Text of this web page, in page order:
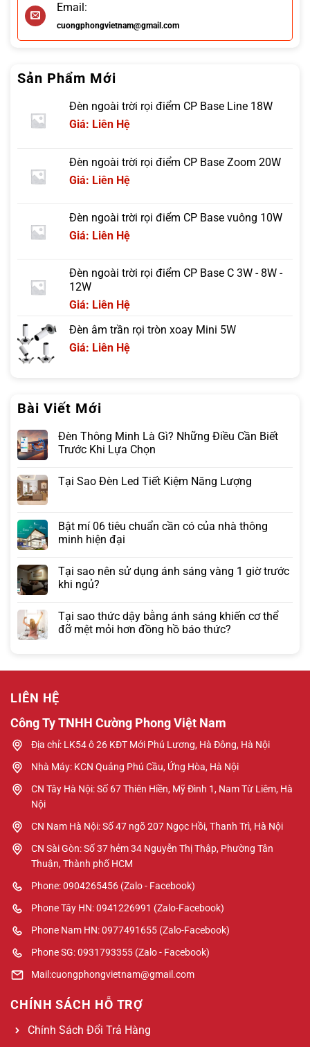
Email:
cuongphongvietnam@gmail.com
Sản Phẩm Mới
Đèn ngoài trời rọi điểm CP Base Line 18W
Giá: Liên Hệ
Đèn ngoài trời rọi điểm CP Base Zoom 20W
Giá: Liên Hệ
Đèn ngoài trời rọi điểm CP Base vuông 10W
Giá: Liên Hệ
Đèn ngoài trời rọi điểm CP Base C 3W - 8W -
12W
Giá: Liên Hệ
Đèn âm trần rọi tròn xoay Mini 5W
Giá: Liên Hệ
Bài Viết Mới
Đèn Thông Minh Là Gì? Những Điều Cần Biết
Trước Khi Lựa Chọn
Tại Sao Đèn Led Tiết Kiệm Năng Lượng
Bật mí 06 tiêu chuẩn cần có của nhà thông
minh hiện đại
Tại sao nên sử dụng ánh sáng vàng 1 giờ trước
khi ngủ?
Tại sao thức dậy bằng ánh sáng khiến cơ thể
đỡ mệt mỏi hơn đồng hồ báo thức?
LIÊN HỆ
Công Ty TNHH Cường Phong Việt Nam
Địa chỉ: LK54 ô 26 KĐT Mới Phú Lương, Hà Đông, Hà Nội
Nhà Máy: KCN Quảng Phú Cầu, Ứng Hòa, Hà Nội
CN Tây Hà Nội: Số 67 Thiên Hiền, Mỹ Đình 1, Nam Từ Liêm, Hà
Nội
CN Nam Hà Nội: Số 47 ngõ 207 Ngọc Hồi, Thanh Trì, Hà Nội
CN Sài Gòn: Số 37 hẻm 34 Nguyễn Thị Thập, Phường Tân
Thuận, Thành phố HCM
Phone: 0904265456 (Zalo - Facebook)
Phone Tây HN: 0941226991 (Zalo-Facebook)
Phone Nam HN: 0977491655 (Zalo-Facebook)
Phone SG: 0931793355 (Zalo - Facebook)
Mail:cuongphongvietnam@gmail.com
CHÍNH SÁCH HỖ TRỢ
Chính Sách Đổi Trả Hàng